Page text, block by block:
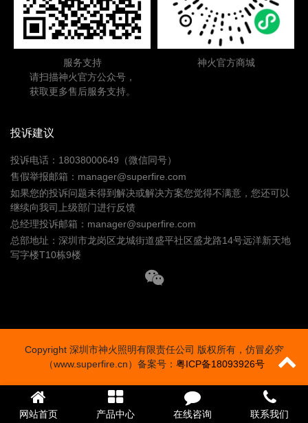
服务支持
请扫描神火官方公众号，
获取更多售后服务支持。
神火官方商城
投诉建议
投诉电话：18038000649（微信同号）
售假举报邮箱：manager@superfire.com
如果您的投诉问题未得到解决或解决方案您觉得不满意，您还可以
继续向我司上级部门进行反馈
总经理投诉邮箱：manager@superfire.com
总部地址：深圳市龙岗区龙城街道盛平社区盛龙路14号远洋新天地
写字楼T10栋9楼
Copyright 深圳市神火照明有限责任公司 版权所有，仿冒必究
（www.superfire.cn）备案号： 粤ICP备18093926号
网站首页 产品中心 在线咨询 联系我们